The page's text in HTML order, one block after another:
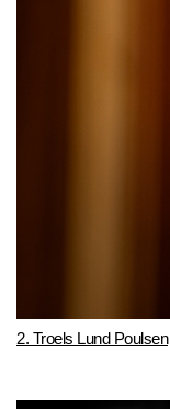
2. Troels Lund Poulsen